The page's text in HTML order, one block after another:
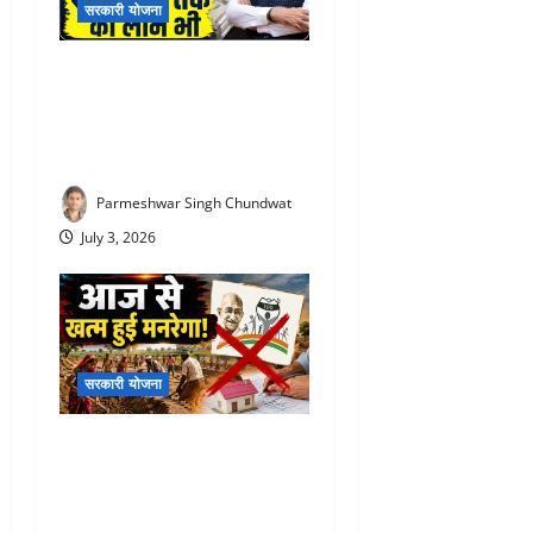
सरकारी योजना
Parmeshwar Singh Chundwat
July 3, 2026
सरकारी योजना